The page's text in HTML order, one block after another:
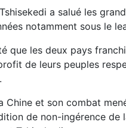
a salué les
notamment sous le
que les deux pays
de leurs peuples
Chine et son combat
de non-ingérence de